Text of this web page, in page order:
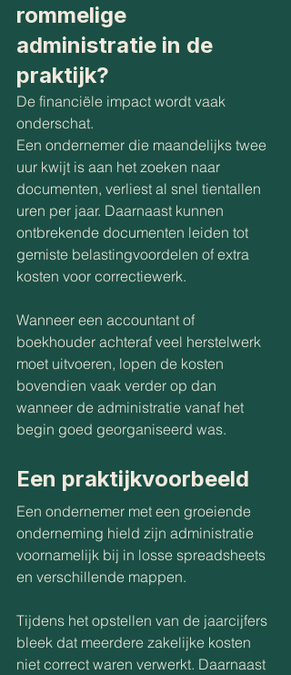
rommelige
administratie in de
praktijk?
De financiële impact wordt vaak
onderschat.
Een ondernemer die maandelijks twee
uur kwijt is aan het zoeken naar
documenten, verliest al snel tientallen
uren per jaar. Daarnaast kunnen
ontbrekende documenten leiden tot
gemiste belastingvoordelen of extra
kosten voor correctiewerk.
Wanneer een accountant of
boekhouder achteraf veel herstelwerk
moet uitvoeren, lopen de kosten
bovendien vaak verder op dan
wanneer de administratie vanaf het
begin goed georganiseerd was.
Een praktijkvoorbeeld
Een ondernemer met een groeiende
onderneming hield zijn administratie
voornamelijk bij in losse spreadsheets
en verschillende mappen.
Tijdens het opstellen van de jaarcijfers
bleek dat meerdere zakelijke kosten
niet correct waren verwerkt. Daarnaast